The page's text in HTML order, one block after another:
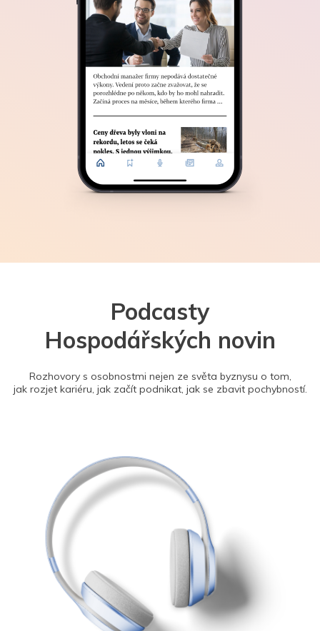
Podcasty
Hospodářských novin
Rozhovory s osobnostmi nejen ze světa byznysu o tom,
jak rozjet kariéru, jak začít podnikat, jak se zbavit pochybností.